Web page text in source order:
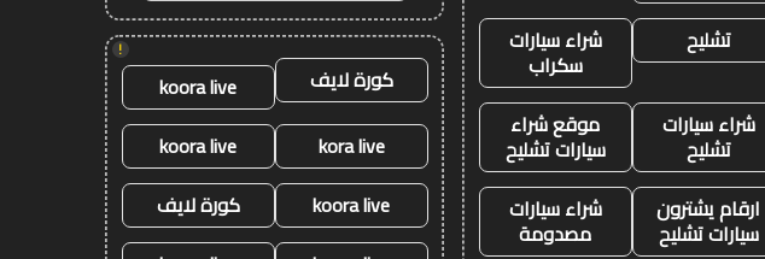
تشليح شراء سيارات
سكراب
شراء سيارات
تشليح
موقع شراء
سيارات تشليح
ارقام يشترون
سيارات تشليح
شراء سيارات
مصدومة
!
كورة لايف
koora live
kora live
koora live
koora live
كورة لايف